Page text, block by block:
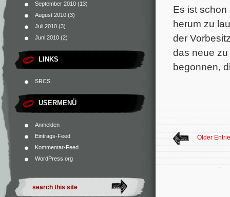
September 2010 (13)
August 2010 (3)
Juli 2010 (3)
Juni 2010 (2)
LINKS
SRCS
USERMENÜ
Anmelden
Eintrags-Feed
Kommentar-Feed
WordPress.org
Es ist
herum zu
der
das neue
begonnen,
Older